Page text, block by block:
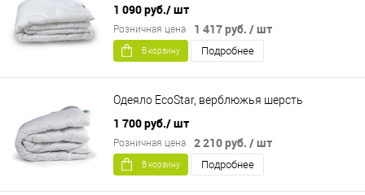
1 090 руб./ шт
1 417 руб. / шт
Розничная цена
В корзину Подробнее
Одеяло EcoStar, верблюжья шерсть
1 700 руб./ шт
2 210 руб. / шт
Розничная цена
В корзину Подробнее